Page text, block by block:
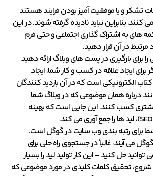
تشکر و یا موفقیت آمیز بودن فرایند هستند
کنند، بنابراین نباید نادیده گرفته شوند. در این
های به اشتراک گذاری اجتماعی و حتی فرم
مرتبط در آن قرار دهید.
برای بارگیری در پست های وبلاگ ارائه دهید.
ایجاد علاقه در کسب و کار شما، ایجاد
الکترونیکی است که در آن بازدید کنندگان
درباره همان موضوعی که در وبلاگ شما
بیشتری کسب کنند. این جایی است که بهینه
برای رتبه بندی وب سایت در گوگل است.
می آیند، غالباً در جستجوی راه حلی برای
حل کنید – این کار تولید لید را بسیار
شروع، تحقیق کلمات کلیدی در مورد موضوعی که